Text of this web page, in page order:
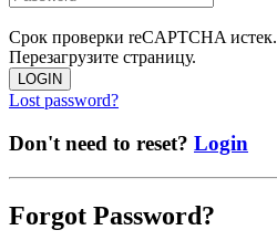
Срок проверки reCAPTCHA истек.
Перезагрузите страницу.
LOGIN
Lost password?
Don't need to reset? Login
Forgot Password?